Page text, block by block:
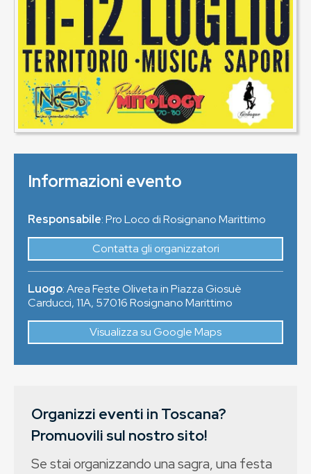
Informazioni evento
Responsabile: Pro Loco di Rosignano Marittimo
Contatta gli organizzatori
Luogo:Area Feste Oliveta in Piazza Giosuè
Carducci, 11A, 57016Rosignano Marittimo
Visualizza su Google Maps
Organizzi eventi in Toscana?
Promuovili sul nostro sito!
Se stai organizzando una sagra, una festa